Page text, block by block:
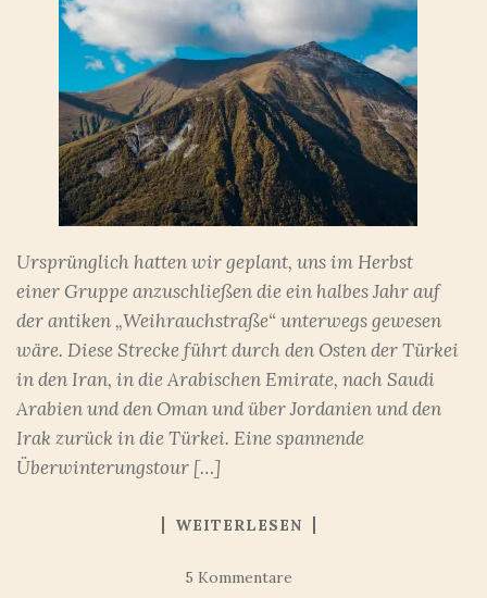
Ursprünglich hatten wir geplant, uns im Herbst
einer Gruppe anzuschließen die ein halbes Jahr auf
der antiken „Weihrauchstraße“ unterwegs gewesen
wäre. Diese Strecke führt durch den Osten der Türkei
in den Iran, in die Arabischen Emirate, nach Saudi
Arabien und den Oman und über Jordanien und den
Irak zurück in die Türkei. Eine spannende
Überwinterungstour […]
WEITERLESEN
5 Kommentare